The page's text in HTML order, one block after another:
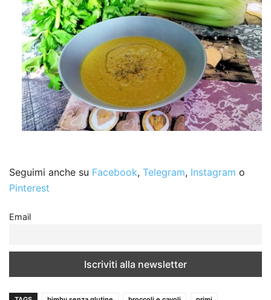
Seguimi anche su Facebook, Telegram, Instagram o
Pinterest
Email